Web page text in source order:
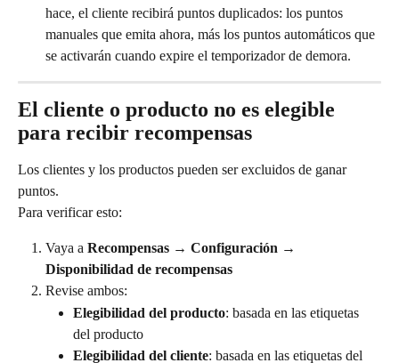
hace, el cliente recibirá puntos duplicados: los puntos
manuales que emita ahora, más los puntos automáticos que
se activarán cuando expire el temporizador de demora.
El cliente o producto no es elegible
para recibir recompensas
Los clientes y los productos pueden ser excluidos de ganar
puntos.
Para verificar esto:
Vaya a Recompensas → Configuración →
Disponibilidad de recompensas
Revise ambos:
Elegibilidad del producto: basada en las etiquetas
del producto
Elegibilidad del cliente: basada en las etiquetas del